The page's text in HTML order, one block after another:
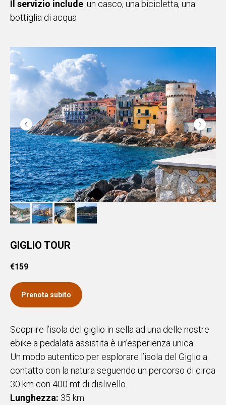
Il servizio include: un casco, una bicicletta, una
bottiglia di acqua
GIGLIO TOUR
€159
Prenota subito
Scoprire l’isola del giglio in sella ad una delle nostre
ebike a pedalata assistita è un’esperienza unica.
Un modo autentico per esplorare l’isola del Giglio a
contatto con la natura seguendo un percorso di circa
30 km con 400 mt di dislivello.
Lunghezza: 35 km